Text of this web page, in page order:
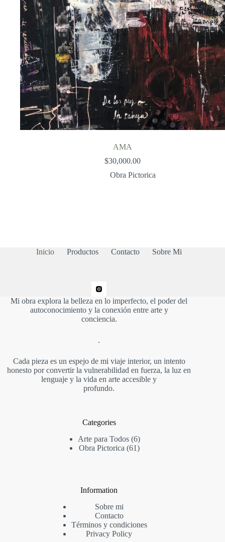
AMA
$30,000.00
Obra Pictorica
Inicio Productos Contacto Sobre Mi
Mi obra explora la belleza en lo imperfecto, el poder del
autoconocimiento y la conexión entre arte y
conciencia.
.
Cada pieza es un espejo de mi viaje interior, un intento
honesto por convertir la vulnerabilidad en fuerza, la luz en
lenguaje y la vida en arte accesible y
profundo.
Categories
Arte para Todos 66
productos
Obra Pictorica 6161
Information
Sobre mi
Contacto
Términos y condiciones
Privacy Policy